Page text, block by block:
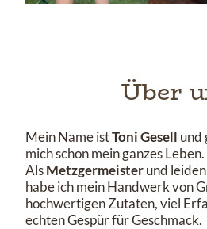
Über
Mein Name istToni Gesell und
mich schon mein ganzes Leben.
AlsMetzgermeisterund
habe ich mein Handwerk von
hochwertigen Zutaten, viel
echten Gespür für Geschmack.